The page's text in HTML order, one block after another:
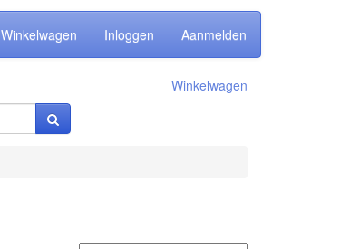
Winkelwagen Inloggen Aanmelden
Winkelwagen